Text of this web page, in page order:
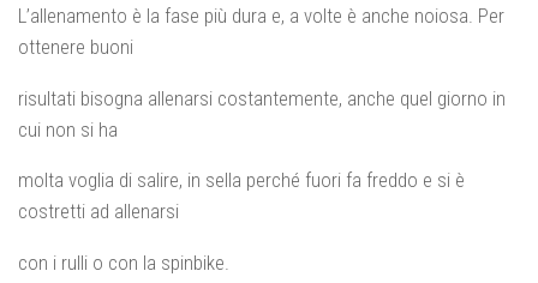
L’allenamento è la fase più dura e, a volte è anche noiosa. Per
ottenere buoni
risultati bisogna allenarsi costantemente, anche quel giorno in
cui non si ha
molta voglia di salire, in sella perché fuori fa freddo e si è
costretti ad allenarsi
con i rulli o con la spinbike.